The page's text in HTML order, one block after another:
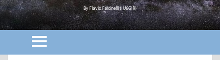
By Flavio Falcinelli (IU6GIR)